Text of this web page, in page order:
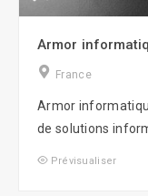
Armor
France
Armor
de solutions
Prévisualiser